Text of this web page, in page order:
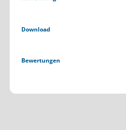
Download
Bewertungen